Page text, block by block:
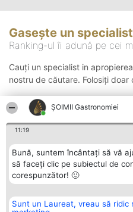
ȘOIMII Gastronomiei
11:19
Bună, suntem încântați să vă
să faceți clic pe subiectul de
corespunzător! 🙂
Sunt un Laureat, vreau să ridic
Gasește un specialist
Ranking-ul îi adună pe cei
Cauți un specialist in
nostru de căutare. Folosiți doar
Organizator Ranking